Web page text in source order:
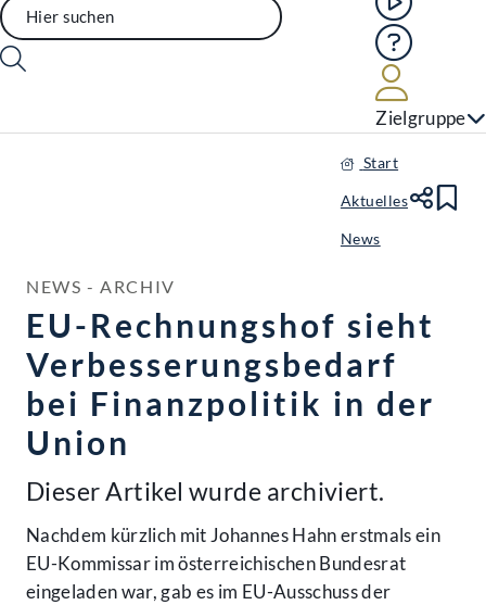
Hilfe
Zielgruppe
Start
Aktuelles
News
NEWS - ARCHIV
EU-Rechnungshof sieht
Verbesserungsbedarf
bei Finanzpolitik in der
Union
Dieser Artikel wurde archiviert.
Nachdem kürzlich mit Johannes Hahn erstmals ein
EU-Kommissar im österreichischen Bundesrat
eingeladen war, gab es im EU-Ausschuss der